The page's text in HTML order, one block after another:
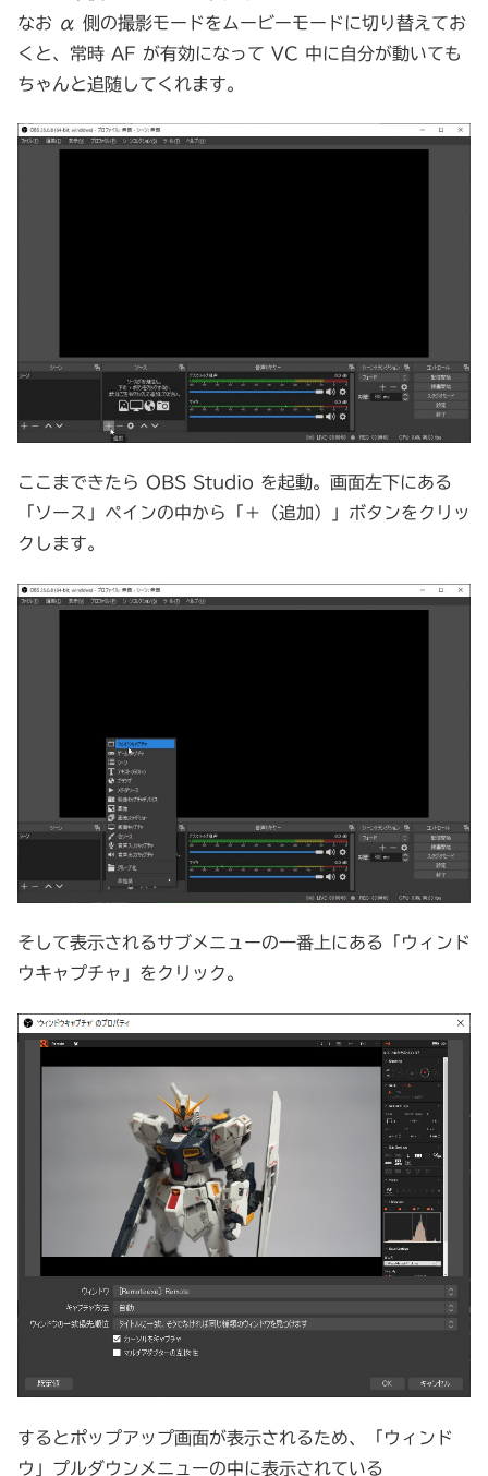
なお α 側の撮影モードをムービーモードに切り替えてお
くと、常時 AF が有効になって VC 中に自分が動いても
ちゃんと追随してくれます。
ここまできたら OBS Studio を起動。画面左下にある
「ソース」ペインの中から「＋（追加）」ボタンをクリッ
クします。
そして表示されるサブメニューの一番上にある「ウィンド
ウキャプチャ」をクリック。
するとポップアップ画面が表示されるため、「ウィンド
ウ」プルダウンメニューの中に表示されている